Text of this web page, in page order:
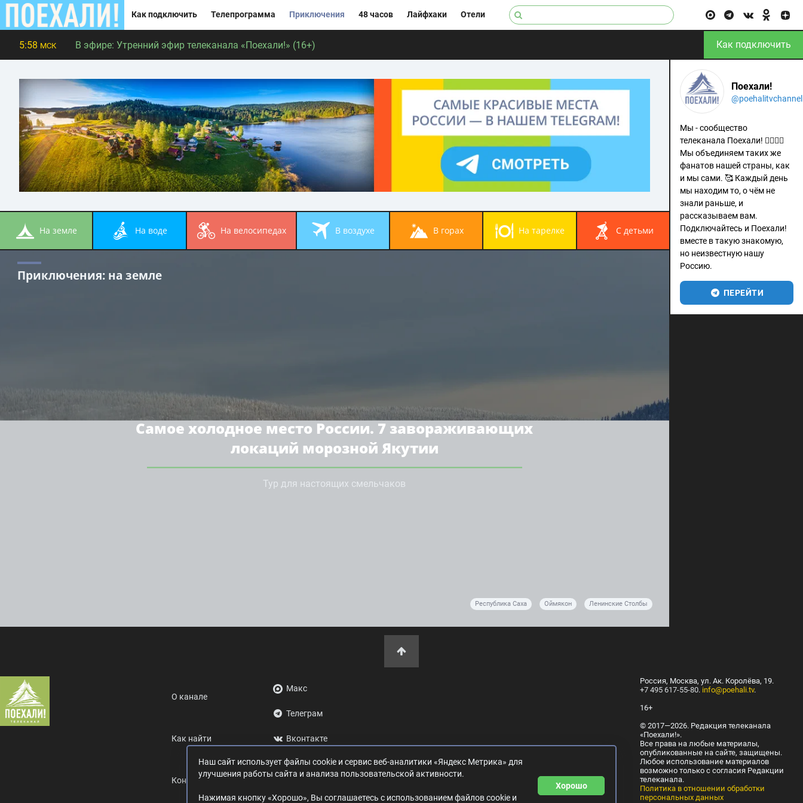
Как подключить Телепрограмма Приключения 48 часов Лайфхаки Отели
5:58 МСК В эфире: Утренний эфир телеканала «Поехали!» (16+) Как подключить
на земле на воде на велосипедах в воздухе в горах на тарелке с детьми
Приключения: на земле
Самое холодное место России. 7 завораживающих
локаций морозной Якутии
Тур для настоящих смельчаков
Республика Саха Оймякон Ленинские Столбы
Поехали!
@poehalitvchannel
Мы - сообщество
телеканала Поехали! 🙋‍♂️🙋‍♀️
Мы объединяем таких же
фанатов нашей страны, как
и мы сами. 🥰 Каждый день
мы находим то, о чём не
знали раньше, и
рассказываем вам.
Подключайтесь и Поехали!
вместе в такую знакомую,
но неизвестную нашу
Россию.
ПЕРЕЙТИ
О канале
Как найти
Контакты
Макс
Телеграм
Вконтакте
ОК
Россия, Москва, ул. Ак. Королёва, 19.
+7 495 617-55-80. info@poehali.tv.
16+
© 2017—2026. Редакция телеканала
«Поехали!».
Все права на любые материалы,
опубликованные на сайте, защищены.
Любое использование материалов
возможно только с согласия Редакции
телеканала.
Политика в отношении обработки
персональных данных
Наш сайт использует файлы cookie и сервис веб-аналитики «Яндекс Метрика» для
улучшения работы сайта и анализа пользовательской активности.
Нажимая кнопку «Хорошо», Вы соглашаетесь с использованием файлов cookie и
Хорошо